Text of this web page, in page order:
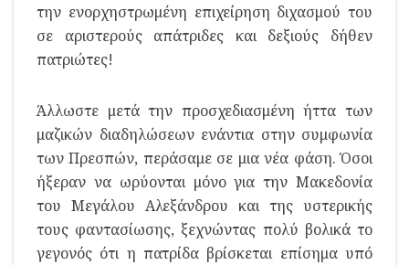
την ενορχηστρωμένη επιχείρηση διχασμού του
σε αριστερούς απάτριδες και δεξιούς δήθεν
πατριώτες!
Άλλωστε μετά την προσχεδιασμένη ήττα των
μαζικών διαδηλώσεων ενάντια στην συμφωνία
των Πρεσπών, περάσαμε σε μια νέα φάση. Όσοι
ήξεραν να ωρύονται μόνο για την Μακεδονία
του Μεγάλου Αλεξάνδρου και της υστερικής
τους φαντασίωσης, ξεχνώντας πολύ βολικά το
γεγονός ότι η πατρίδα βρίσκεται επίσημα υπό